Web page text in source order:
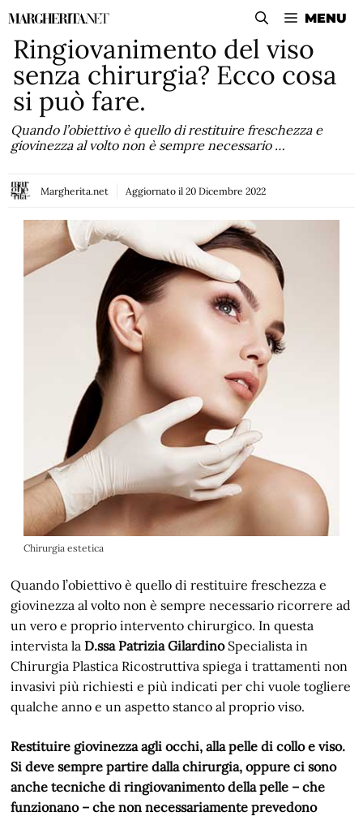
Vai
contenuto
MENU
Ringiovanimento del viso
senza chirurgia? Ecco cosa
si può fare.
Quando l’obiettivo è quello di restituire freschezza e
giovinezza al volto non è sempre necessario …
Margherita.net Aggiornato il 20 Dicembre 2022
Chirurgia estetica
Quando l’obiettivo è quello di restituire freschezza e
giovinezza al volto non è sempre necessario ricorrere ad
un vero e proprio intervento chirurgico. In questa
intervista laD.ssa Patrizia GilardinoSpecialista in
Chirurgia Plastica Ricostruttiva spiega i trattamenti non
invasivi più richiesti e più indicati per chi vuole togliere
qualche anno e un aspetto stanco al proprio viso.
Restituire giovinezza agli occhi, alla pelle di collo e viso.
Si deve sempre partire dalla chirurgia, oppure ci sono
anche tecniche di ringiovanimento della pelle – che
funzionano – che non necessariamente prevedono